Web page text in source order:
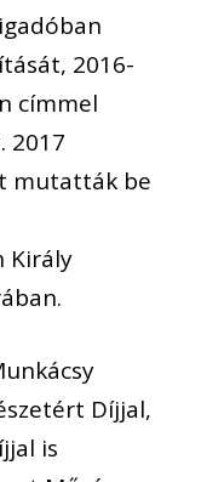
2016-
címmel
2017
mutatták be
Király
Díjjal,
is